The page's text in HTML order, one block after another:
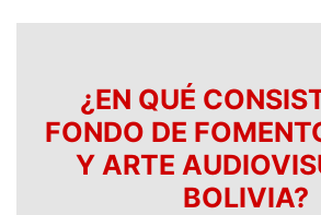
¿EN QUÉ
FONDO DE
Y ARTE
BOLIVIA?